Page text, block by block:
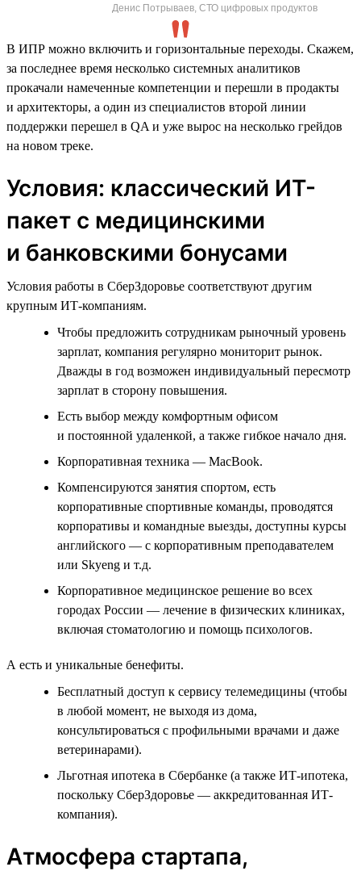
Денис Потрываев, СТО цифровых продуктов
В ИПР можно включить и горизонтальные переходы. Скажем,
за последнее время несколько системных аналитиков
прокачали намеченные компетенции и перешли в продакты
и архитекторы, а один из специалистов второй линии
поддержки перешел в QA и уже вырос на несколько грейдов
на новом треке.
Условия: классический ИТ-
пакет с медицинскими
и банковскими бонусами
Условия работы в СберЗдоровье соответствуют другим
крупным ИТ-компаниям.
Чтобы предложить сотрудникам рыночный уровень
зарплат, компания регулярно мониторит рынок.
Дважды в год возможен индивидуальный пересмотр
зарплат в сторону повышения.
Есть выбор между комфортным офисом
и постоянной удаленкой, а также гибкое начало дня.
Корпоративная техника — MacBook.
Компенсируются занятия спортом, есть
корпоративные спортивные команды, проводятся
корпоративы и командные выезды, доступны курсы
английского — с корпоративным преподавателем
или Skyeng и т.д.
Корпоративное медицинское решение во всех
городах России — лечение в физических клиниках,
включая стоматологию и помощь психологов.
А есть и уникальные бенефиты.
Бесплатный доступ к сервису телемедицины (чтобы
в любой момент, не выходя из дома,
консультироваться с профильными врачами и даже
ветеринарами).
Льготная ипотека в Сбербанке (а также ИТ-ипотека,
поскольку СберЗдоровье — аккредитованная ИТ-
компания).
Атмосфера стартапа,